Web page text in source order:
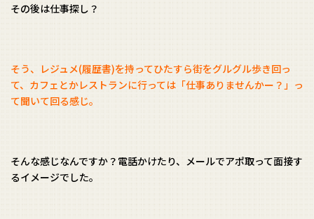
その後は仕事探し？
そう、レジュメ(履歴書)を持ってひたすら街をグルグル歩き回っ
て、カフェとかレストランに行っては「仕事ありませんかー？」っ
て聞いて回る感じ。
そんな感じなんですか？電話かけたり、メールでアポ取って面接す
るイメージでした。